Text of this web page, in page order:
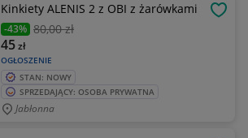
Kinkiety ALENIS 2 z OBI z żarówkami
-43% 80,00 zł
OGŁOSZENIE
45zł
STAN: NOWY
SPRZEDAJĄCY: OSOBA PRYWATNA
Jabłonna